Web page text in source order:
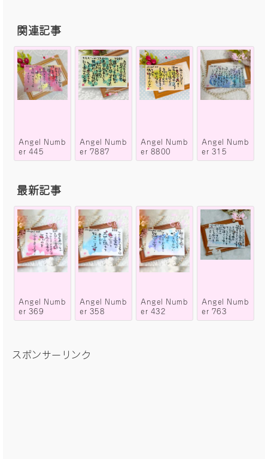
関連記事
Angel Numb
er 445
Angel Numb
er 7887
Angel Numb
er 8800
Angel Numb
er 315
最新記事
Angel Numb
er 369
Angel Numb
er 358
Angel Numb
er 432
Angel Numb
er 763
スポンサーリンク